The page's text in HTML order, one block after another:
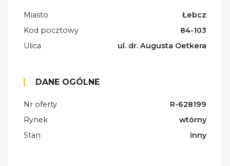
Miasto
Łebcz
Kod pocztowy
84-103
Ulica
ul. dr. Augusta Oetkera
DANE OGÓLNE
Nr oferty
R-628199
Rynek
wtórny
Stan
inny